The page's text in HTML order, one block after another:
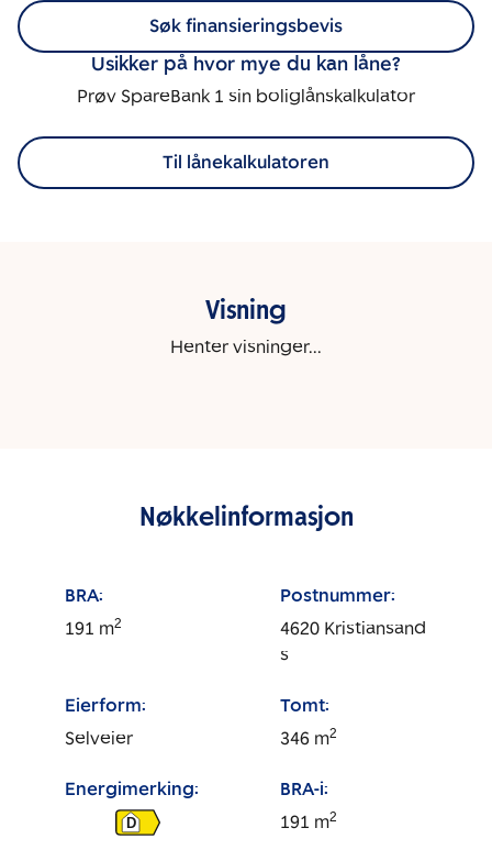
Søk finansieringsbevis
Usikker på hvor mye du kan låne?
Prøv SpareBank 1 sin boliglånskalkulator
Til lånekalkulatoren
Visning
Henter visninger...
Nøkkelinformasjon
BRA:
191 m2
Postnummer:
4620 Kristiansand
s
Eierform:
Selveier
Tomt:
346 m2
Energimerking:
D
BRA-i:
191 m2